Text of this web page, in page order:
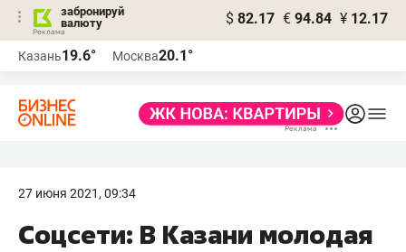
забронируй
валюту
$ 82.17 € 94.84 ¥ 12.17
Казань19.6° Москва20.1°
27 июня 2021, 09:34
Соцсети: В Казани молодая